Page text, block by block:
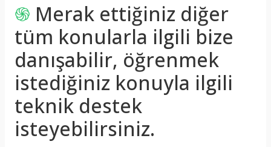
֍ Merak ettiğiniz diğer
tüm konularla ilgili bize
danışabilir, öğrenmek
istediğiniz konuyla ilgili
teknik destek
isteyebilirsiniz.